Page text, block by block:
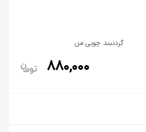
گردنبند چوبی من
880,000